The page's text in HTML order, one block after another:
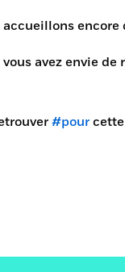
encore
avez envie de
#pourcette